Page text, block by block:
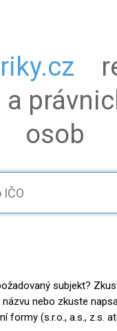
a
osob
subjekt?
nebo zkuste
formy (s.r.o., a.s., z.s.